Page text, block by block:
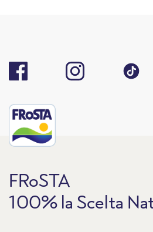
FRoSTA
100% la Scelta